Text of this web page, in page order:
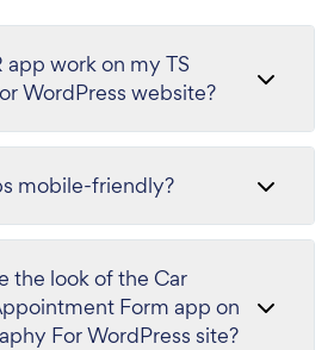
app work on my TS
WordPress website?
mobile-friendly?
the look of the Car
Form app on
For WordPress site?